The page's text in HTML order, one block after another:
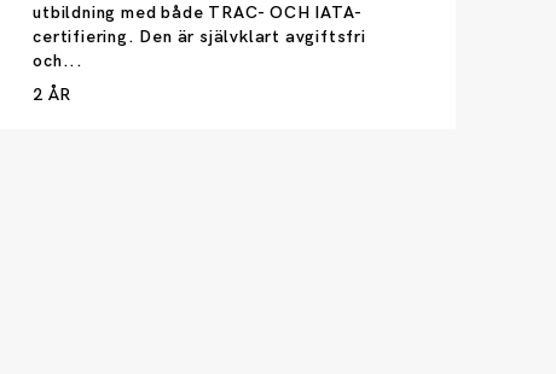
utbildning med både TRAC- OCH IATA-
certifiering. Den är självklart avgiftsfri
och...
2 ÅR